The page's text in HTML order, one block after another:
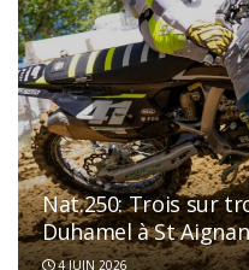
Nat.250: Trois sur
Duhamel à St
4 JUIN 2026